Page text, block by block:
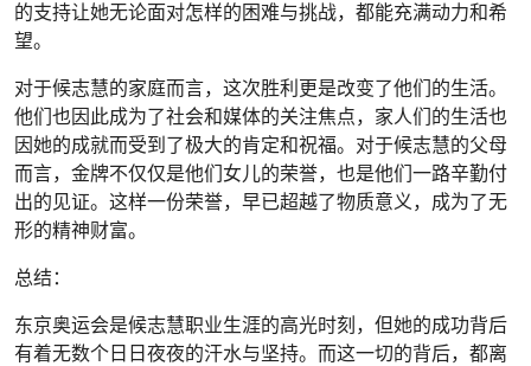
的支持让她无论面对怎样的困难与挑战，都能充满动力和希
望。
对于候志慧的家庭而言，这次胜利更是改变了他们的生活。
他们也因此成为了社会和媒体的关注焦点，家人们的生活也
因她的成就而受到了极大的肯定和祝福。对于候志慧的父母
而言，金牌不仅仅是他们女儿的荣誉，也是他们一路辛勤付
出的见证。这样一份荣誉，早已超越了物质意义，成为了无
形的精神财富。
总结：
东京奥运会是候志慧职业生涯的高光时刻，但她的成功背后
有着无数个日日夜夜的汗水与坚持。而这一切的背后，都离